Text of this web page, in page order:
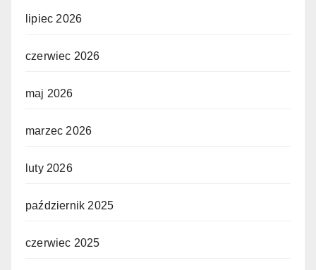
lipiec 2026
czerwiec 2026
maj 2026
marzec 2026
luty 2026
październik 2025
czerwiec 2025